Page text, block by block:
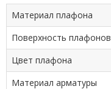
Материал плафона
Поверхность плафонов
Цвет плафона
Материал арматуры